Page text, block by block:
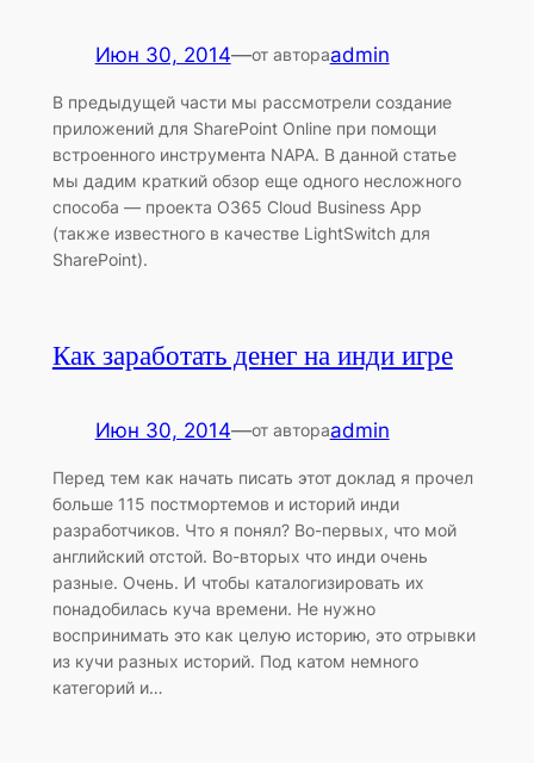
Июн 30, 2014—от автораadmin
В предыдущей части мы рассмотрели создание
приложений для SharePoint Online при помощи
встроенного инструмента NAPA. В данной статье
мы дадим краткий обзор еще одного несложного
способа — проекта O365 Cloud Business App
(также известного в качестве LightSwitch для
SharePoint).
Как заработать денег на инди игре
Июн 30, 2014—от автораadmin
Перед тем как начать писать этот доклад я прочел
больше 115 постмортемов и историй инди
разработчиков. Что я понял? Во-первых, что мой
английский отстой. Во-вторых что инди очень
разные. Очень. И чтобы каталогизировать их
понадобилась куча времени. Не нужно
воспринимать это как целую историю, это отрывки
из кучи разных историй. Под катом немного
категорий и…